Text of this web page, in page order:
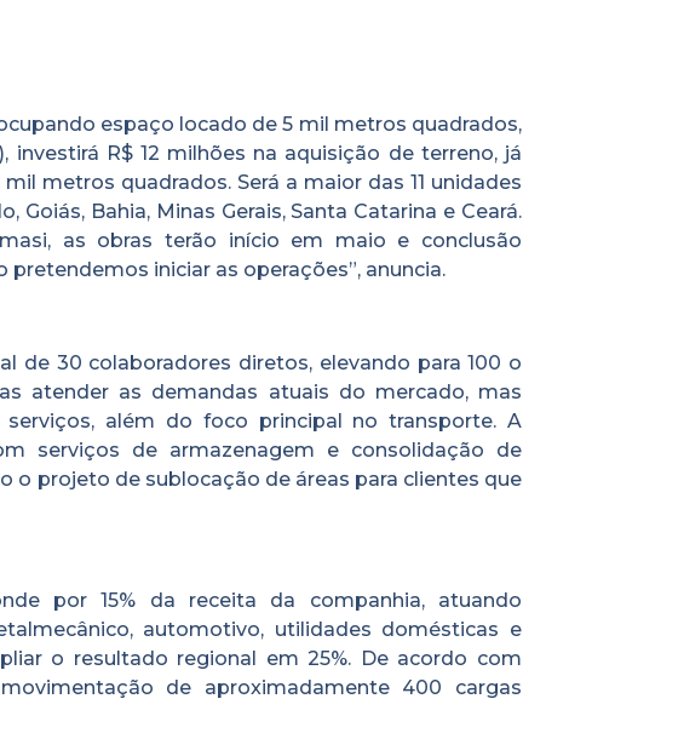
espaço locado de 5 mil metros quadrados,
R$ 12 milhões na aquisição de terreno, já
metros quadrados. Será a maior das 11 unidades
Goiás, Bahia, Minas Gerais, Santa Catarina e Ceará.
as obras terão início em maio e conclusão
iniciar as operações”, anuncia.
de 30 colaboradores diretos, elevando para 100 o
atender as demandas atuais do mercado, mas
além do foco principal no transporte. A
serviços de armazenagem e consolidação de
projeto de sublocação de áreas para clientes que
por 15% da receita da companhia, atuando
automotivo, utilidades domésticas e
o resultado regional em 25%. De acordo com
de aproximadamente 400 cargas